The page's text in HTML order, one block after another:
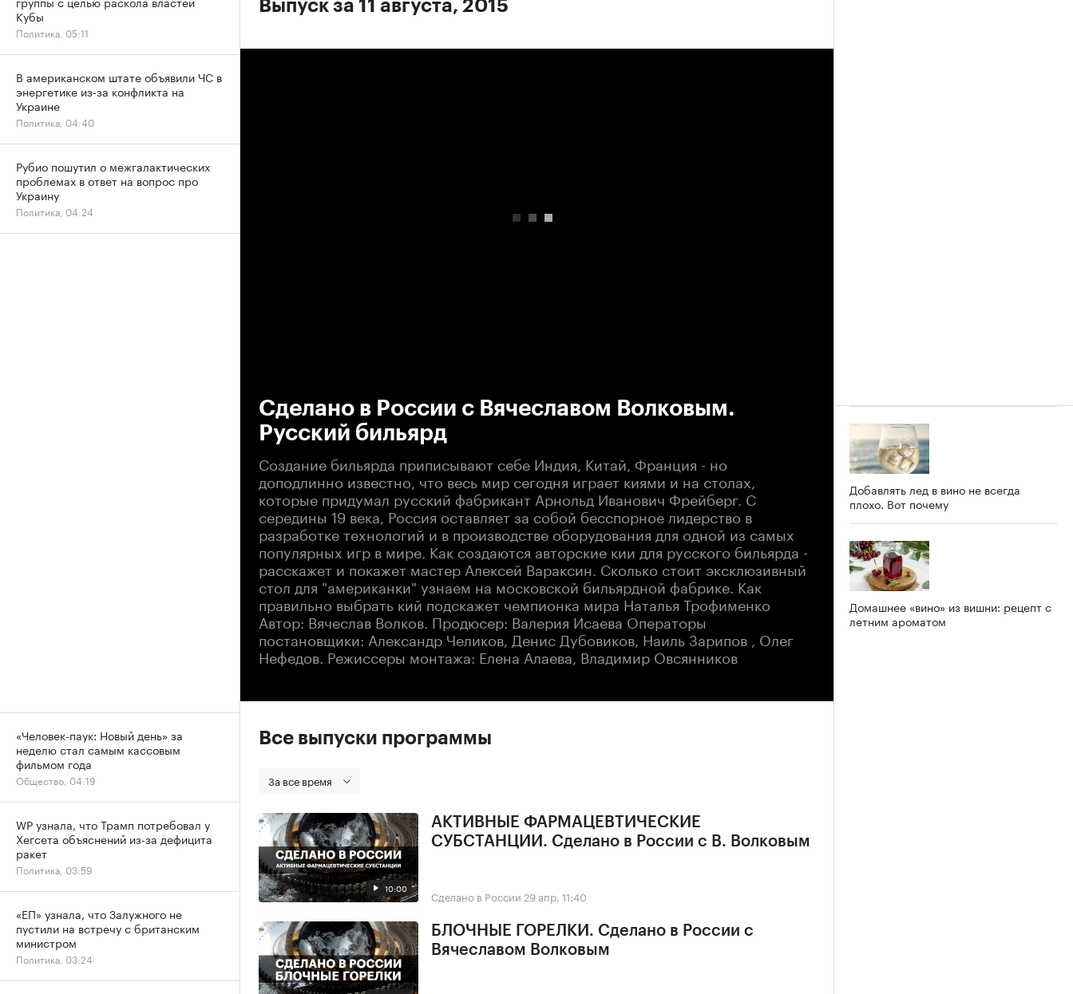
Выпуск за 11 августа, 2015
Сделано в России с Вячеславом Волковым.
Русский бильярд
Создание бильярда приписывают себе Индия, Китай, Франция - но
доподлинно известно, что весь мир сегодня играет киями и на столах,
которые придумал русский фабрикант Арнольд Иванович Фрейберг. С
середины 19 века, Россия оставляет за собой бесспорное лидерство в
разработке технологий и в производстве оборудования для одной из самых
популярных игр в мире. Как создаются авторские кии для русского бильярда -
расскажет и покажет мастер Алексей Вараксин. Сколько стоит эксклюзивный
стол для "американки" узнаем на московской бильярдной фабрике. Как
правильно выбрать кий подскажет чемпионка мира Наталья Трофименко
Автор: Вячеслав Волков. Продюсер: Валерия Исаева Операторы
постановщики: Александр Челиков, Денис Дубовиков, Наиль Зарипов , Олег
Нефедов. Режиссеры монтажа: Елена Алаева, Владимир Овсянников
Все выпуски программы
За все время
10:00
АКТИВНЫЕ ФАРМАЦЕВТИЧЕСКИЕ
СУБСТАНЦИИ. Сделано в России с В. Волковым
Сделано в России 29 апр, 11:40
БЛОЧНЫЕ ГОРЕЛКИ. Сделано в России с
Вячеславом Волковым
Добавлять лед в вино не всегда
плохо. Вот почему
Домашнее «вино» из вишни: рецепт с
летним ароматом
Кубы
Политика, 05:11
В американском штате объявили ЧС в
энергетике из-за конфликта на
Украине
Политика, 04:40
Рубио пошутил о межгалактических
проблемах в ответ на вопрос про
Украину
Политика, 04:24
«Человек-паук: Новый день» за
неделю стал самым кассовым
фильмом года
Общество, 04:19
WP узнала, что Трамп потребовал у
Хегсета объяснений из-за дефицита
ракет
Политика, 03:59
«ЕП» узнала, что Залужного не
пустили на встречу с британским
министром
Политика, 03:24